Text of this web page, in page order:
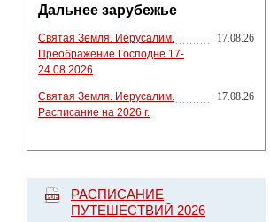
Дальнее зарубежье
Святая Земля. Иерусалим.
Преображение Господне 17-
24.08.2026
17.08.26
Святая Земля. Иерусалим.
Расписание на 2026 г.
17.08.26
РАСПИСАНИЕ
ПУТЕШЕСТВИЙ 2026